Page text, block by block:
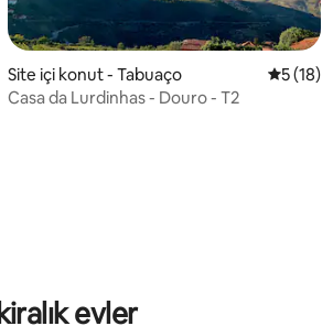
4,83 puan, 87 değerlendirme
Site içi konut - Tabuaço 55 (18)
Casa da Lurdinhas - Douro - T2
evler